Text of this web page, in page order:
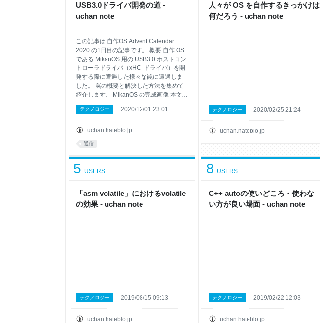
USB3.0ドライバ開発の道 -
uchan note
uchan.hateblo.jp
この記事は 自作OS Advent Calendar
2020 の1日目の記事です。 概要 自作 OS
である MikanOS 用の USB3.0 ホストコン
トローラドライバ（xHCI ドライバ）を開
発する際に遭遇した様々な罠に遭遇しま
した。 罠の概要と解決した方法を集めて
紹介します。 MikanOS の完成画像 本文
本文はスライドです。 USB3.0ドライバ開
発の道 from uchan_nos
合わせるために極限まで省力化したブロ
テクノロジー 2020/12/01 23:01
通信
人々が OS を自作するきっかけは
何だろう - uchan note
uchan.hateblo.jp
テクノロジー 2020/02/25 21:24
「asm volatile」におけるvolatile
の効果 - uchan note
5 USERS
uchan.hateblo.jp
テクノロジー 2019/08/15 09:13
C++ autoの使いどころ・使わな
い方が良い場面 - uchan note
8 USERS
uchan.hateblo.jp
テクノロジー 2019/02/22 12:03